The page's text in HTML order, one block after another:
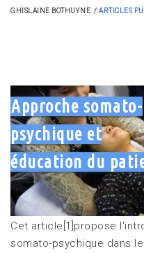
GHISLAINE BOTHUYNE ARTICLES
Approche somato-
psychique et
éducation du
Cet article[1]propose
somato-psychique dans